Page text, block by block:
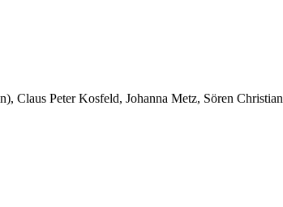
Claus Peter Kosfeld, Johanna Metz, Sören